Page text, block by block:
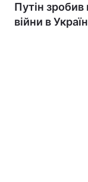
Путін
війни в